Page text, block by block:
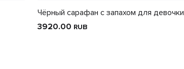
Чёрный сарафан с запахом для девочки
3920.00 RUB